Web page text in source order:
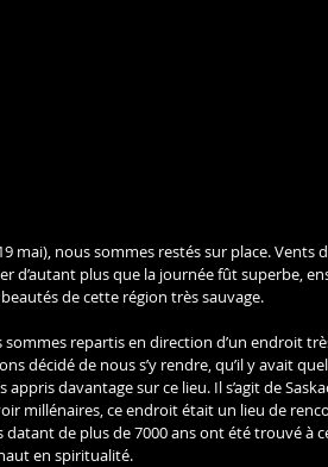
mai), nous sommes restés sur place. Vents
d’autant plus que la journée fût superbe,
de cette région très sauvage.
sommes repartis en direction d’un endroit
décidé de nous s’y rendre, qu’il y avait
appris davantage sur ce lieu. Il s’agit de
millénaires, ce endroit était un lieu de
datant de plus de 7000 ans ont été trouvé à
en spiritualité.